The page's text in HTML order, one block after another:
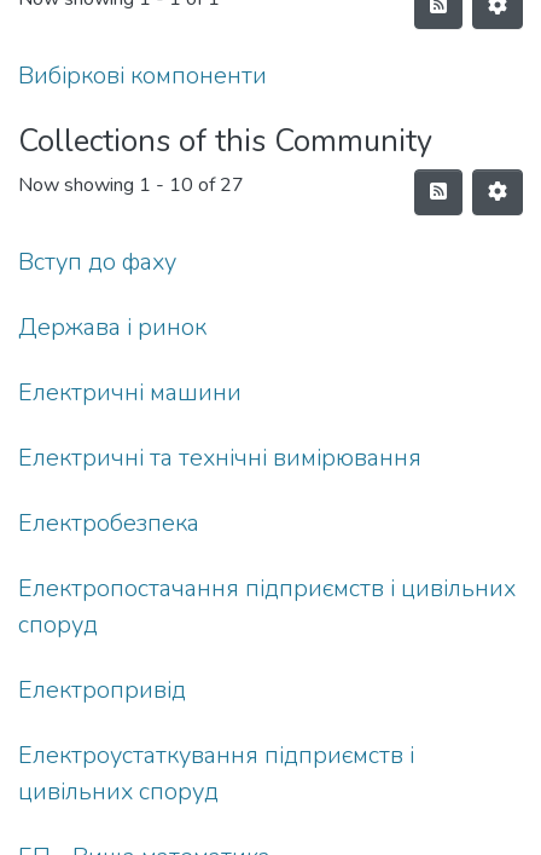
Вибіркові компоненти
Collections of this Community
Now showing 1 - 10 of 27
Вступ до фаху
Держава і ринок
Електричні машини
Електричні та технічні вимірювання
Електробезпека
Електропостачання підприємств і цивільних
споруд
Електропривід
Електроустаткування підприємств і
цивільних споруд